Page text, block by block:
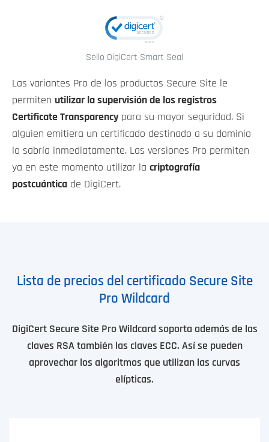
Sello DigiCert Smart Seal
Las variantes Pro de los productos Secure Site le
permiten utilizar la supervisión de los registros
Certificate Transparency para su mayor seguridad. Si
alguien emitiera un certificado destinado a su dominio
lo sabría inmediatamente. Las versiones Pro permiten
ya en este momento utilizar la criptografía
postcuántica de DigiCert.
Lista de precios del certificado Secure Site
Pro Wildcard
DigiCert Secure Site Pro Wildcard soporta además de las
claves RSA también las claves ECC. Así se pueden
aprovechar los algoritmos que utilizan las curvas
elípticas.